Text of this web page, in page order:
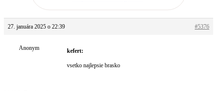
27. januára 2025 o 22:39 #5376
Anonym kefert:
vsetko najlepsie brasko